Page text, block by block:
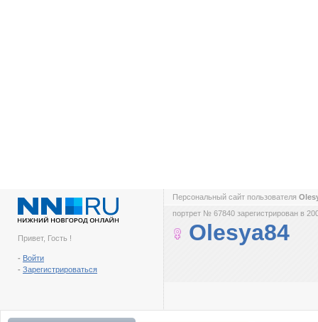
Привет, Гость !
- Войти
- Зарегистрироваться
Персональный сайт пользователя
портрет № 67840 зарегистрирован в
Olesya84